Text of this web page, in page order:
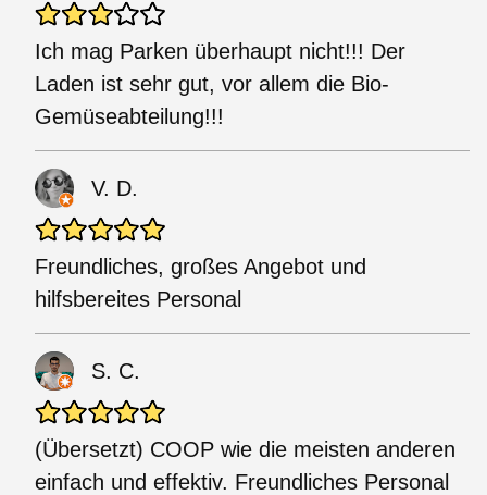
Ich mag Parken überhaupt nicht!!! Der
Laden ist sehr gut, vor allem die Bio-
Gemüseabteilung!!!
V. D.
Freundliches, großes Angebot und
hilfsbereites Personal
S. C.
(Übersetzt) COOP wie die meisten anderen
einfach und effektiv. Freundliches Personal